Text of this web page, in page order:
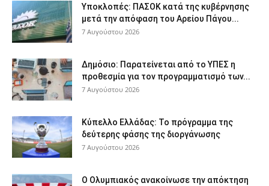
Υποκλοπές: ΠΑΣΟΚ κατά της κυβέρνησης
μετά την απόφαση του Αρείου Πάγου...
7 Αυγούστου 2026
Δημόσιο: Παρατείνεται από το ΥΠΕΣ η
προθεσμία για τον προγραμματισμό των...
7 Αυγούστου 2026
Κύπελλο Ελλάδας: Το πρόγραμμα της
δεύτερης φάσης της διοργάνωσης
7 Αυγούστου 2026
Ο Ολυμπιακός ανακοίνωσε την απόκτηση